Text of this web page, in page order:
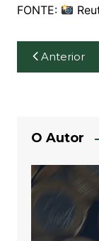
FONTE:
de
Anterior
O Autor